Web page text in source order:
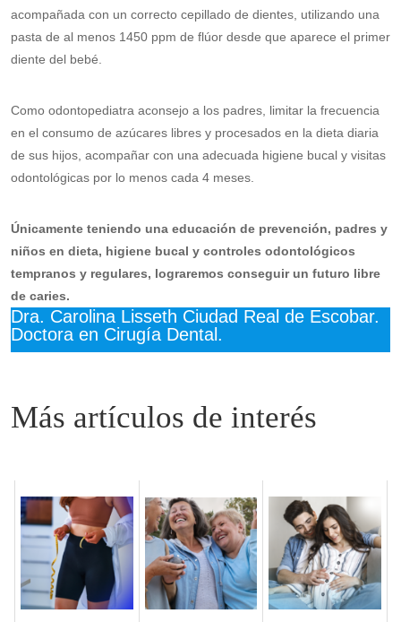
acompañada con un correcto cepillado de dientes, utilizando una
pasta de al menos 1450 ppm de flúor desde que aparece el primer
diente del bebé.
Como odontopediatra aconsejo a los padres, limitar la frecuencia
en el consumo de azúcares libres y procesados en la dieta diaria
de sus hijos, acompañar con una adecuada higiene bucal y visitas
odontológicas por lo menos cada 4 meses.
Únicamente teniendo una educación de prevención, padres y
niños en dieta, higiene bucal y controles odontológicos
tempranos y regulares, lograremos conseguir un futuro libre
de caries.
Dra. Carolina Lisseth Ciudad Real de Escobar.
Doctora en Cirugía Dental.